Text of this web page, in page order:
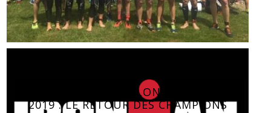
70.3 LES SABLES D’OLONNE – VENDÉE
2019 : LE RETOUR DES CHAMPIONS